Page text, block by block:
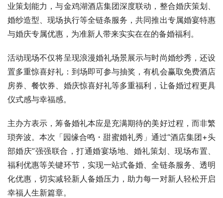
业策划能力，与金鸡湖酒店集团深度联动，整合婚庆策划、
婚纱造型、现场执行等全链条服务，共同推出专属婚宴特惠
与婚庆专属优惠，为准新人带来实实在在的备婚福利。
活动现场不仅将呈现浪漫婚礼场景展示与时尚婚纱秀，还设
置多重惊喜好礼：到场即可参与抽奖，有机会赢取免费酒店
房券、餐饮券、婚庆惊喜好礼等多重福利，让备婚过程更具
仪式感与幸福感。
主办方表示，筹备婚礼本应是充满期待的美好过程，而非繁
琐奔波。本次「园缘合鸣・甜蜜婚礼秀」通过“酒店集团+头
部婚庆”强强联合，打通婚宴场地、婚礼策划、现场布置、
福利优惠等关键环节，实现一站式备婚、全链条服务、透明
化优惠，切实减轻新人备婚压力，助力每一对新人轻松开启
幸福人生新篇章。